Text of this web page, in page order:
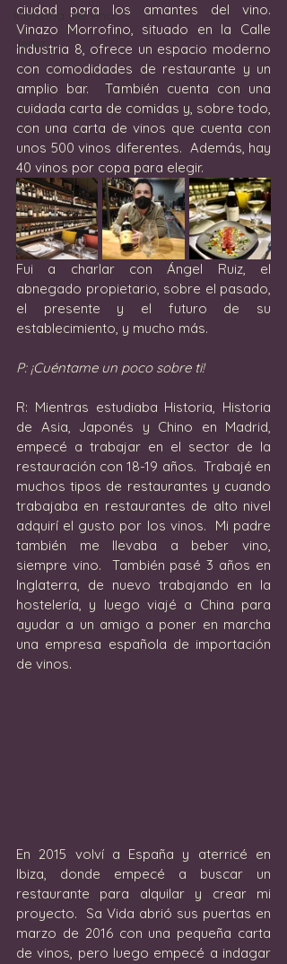
Industria del vino
Jerez
ciudad para los amantes del vino.
Vinazo Morrofino, situado en la Calle
Industria 8, ofrece un espacio moderno
con comodidades de restaurante y un
amplio bar.  También cuenta con una
cuidada carta de comidas y, sobre todo,
con una carta de vinos que cuenta con
unos 500 vinos diferentes.  Además, hay
40 vinos por copa para elegir.
Fui a charlar con Ángel Ruiz, el
abnegado propietario, sobre el pasado,
el presente y el futuro de su
establecimiento, y mucho más.
P: ¡Cuéntame un poco sobre ti!
R: Mientras estudiaba Historia, Historia
de Asia, Japonés y Chino en Madrid,
empecé a trabajar en el sector de la
restauración con 18-19 años.  Trabajé en
muchos tipos de restaurantes y cuando
trabajaba en restaurantes de alto nivel
adquirí el gusto por los vinos.  Mi padre
también me llevaba a beber vino,
siempre vino.  También pasé 3 años en
Inglaterra, de nuevo trabajando en la
hostelería, y luego viajé a China para
ayudar a un amigo a poner en marcha
una empresa española de importación
de vinos.
En 2015 volví a España y aterricé en
Ibiza, donde empecé a buscar un
restaurante para alquilar y crear mi
proyecto.  Sa Vida abrió sus puertas en
marzo de 2016 con una pequeña carta
de vinos, pero luego empecé a indagar